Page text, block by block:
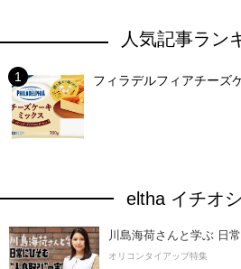
人気記事ラン
フィラデルフィアチーズ
eltha イチオ
川島海荷さんと学ぶ 日
オリコンタイアップ特集